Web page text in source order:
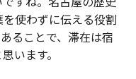
使わずに伝える役割
ることで、滞在は宿
います。